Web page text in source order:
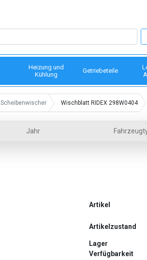
Heizung und
Kühlung
Getriebeteile
Scheibenwischer Wischblatt RIDEX 298W0404
Jahr
Artikel
Artikelzustand
Lager
Verfügbarkeit